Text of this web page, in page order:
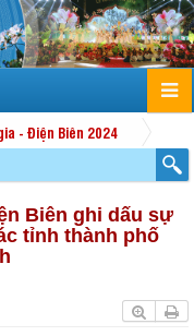
- Điện Biên 2024
Biên ghi dấu sự
tỉnh thành phố